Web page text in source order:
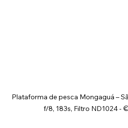
Plataforma de pesca Mongaguá –